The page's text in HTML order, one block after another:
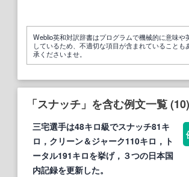
Weblio英和対訳辞書はプログラムで機械的に意味や
しているため、不適切な項目が含まれていることも
承くださいませ。
「スナッチ」を含む例文一覧 (10)
三宅選手は48キロ級でスナッチ81キ
ロ，クリーン＆ジャーク110キロ，ト
ータル191キロを挙げ，３つの日本国
内記録を更新した。